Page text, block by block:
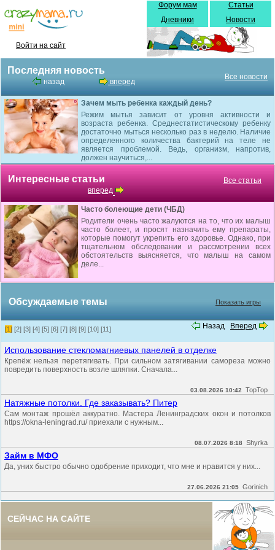
Войти на сайт
Форум мам
Дневники
Статьи
Новости
Последняя новость
назад вперед
Все новости
Зачем мыть ребенка каждый день?
Режим мытья зависит от уровня активности и
возраста ребенка. Среднестатистическому ребенку
достаточно мыться несколько раз в неделю. Наличие
определенного количества бактерий на теле не
является проблемой. Ведь, организм, напротив,
должен научиться,...
Интересные статьи
вперед
Все статьи
Часто болеющие дети (ЧБД)
Родители очень часто жалуются на то, что их малыш
часто болеет, и просят назначить ему препараты,
которые помогут укрепить его здоровье. Однако, при
тщательном обследовании и рассмотрении всех
обстоятельств выясняется, что малыш на самом
деле...
Обсуждаемые темы Показать игры
Назад Вперед
[1] [2] [3] [4] [5] [6] [7] [8] [9] [10] [11]
Использование стекломагниевых панелей в отделке
Крепёж нельзя перетягивать. При сильном затягивании самореза можно
повредить поверхность возле шляпки. Сначала...
03.08.2026 10:42 TopTop
Натяжные потолки. Где заказывать? Питер
Сам монтаж прошёл аккуратно. Мастера Ленинградских окон и потолков
https://okna-leningrad.ru/ приехали с нужным...
08.07.2026 8:18 Shyrka
Займ в МФО
Да, уних быстро обычно одобрение приходит, что мне и нравится у них...
27.06.2026 21:05 Gorinich
СЕЙЧАС НА САЙТЕ